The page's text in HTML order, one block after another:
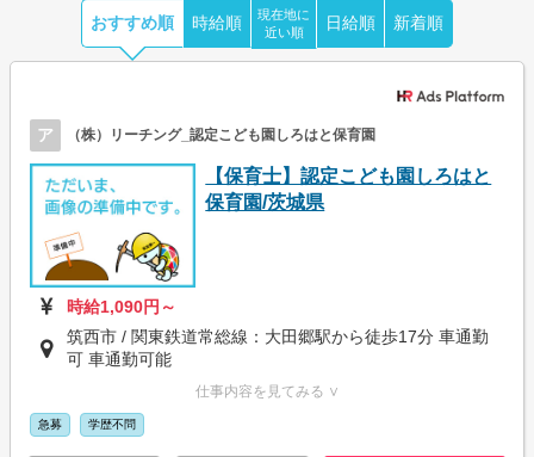
おすすめ順 時給順
現在地に
近い順
日給順 新着順
ア （株）リーチング_認定こども園しろはと保育園
【保育士】認定こども園しろはと
保育園/茨城県
時給1,090円～
筑西市 / 関東鉄道常総線：大田郷駅から徒歩17分 車通勤
可 車通勤可能
仕事内容を見てみる ∨
急募 学歴不問